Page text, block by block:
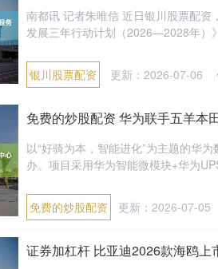
南都讯 记者朱唯信 近日银川股票配
发展三年行动计划（2026—2028年）
银川股票配资 更新：2026-07-06
免费的炒股配资 华为联手五羊本
以“好骑为本，智能进化”为主题的华
办。项目采用华为智能微模块+华为
免费的炒股配资 更新：2026-07-05
证券加杠杆 比亚迪2026款海鸥上